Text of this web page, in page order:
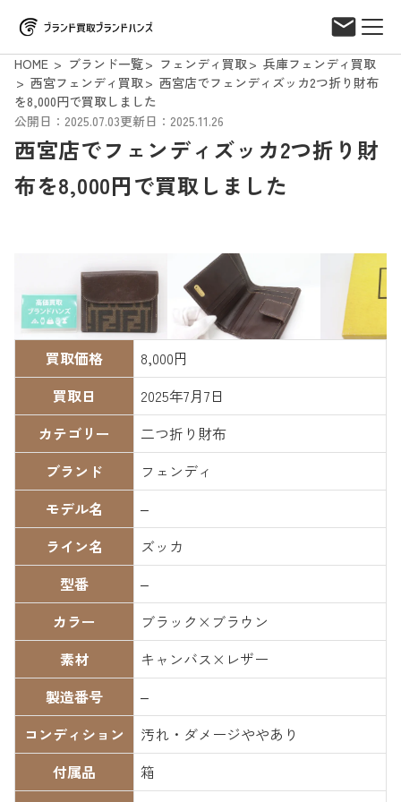
HOME ブランド一覧 フェンディ買取
兵庫フェンディ買取
西宮フェンディ買取
西宮店でフェンディズッカ2つ折り財布
を8,000円で買取しました
公開日：2025.07.03更新日：2025.11.26
西宮店でフェンディズッカ2つ折り財
布を8,000円で買取しました
買取価格
8,000円
買取日
2025年7月7日
カテゴリー
二つ折り財布
ブランド
フェンディ
モデル名
–
ライン名
ズッカ
型番
–
カラー
ブラック×ブラウン
素材
キャンバス×レザー
製造番号
–
コンディション
汚れ・ダメージややあり
付属品
箱